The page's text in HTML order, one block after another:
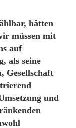
hätten
müssen mit
auf
als seine
Gesellschaft
und